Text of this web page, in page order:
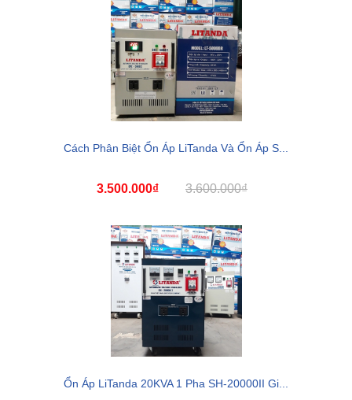
Cách Phân Biệt Ổn Áp LiTanda Và Ổn Áp S...
3.500.000₫ 3.600.000₫
Ổn Áp LiTanda 20KVA 1 Pha SH-20000II Gi...